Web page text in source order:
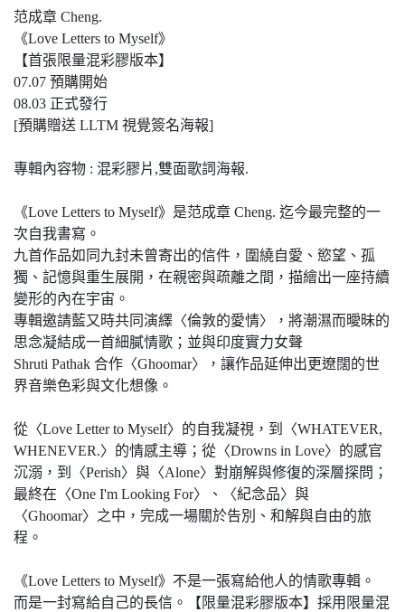
范成章 Cheng.
《Love Letters to Myself》
【首張限量混彩膠版本】
07.07 預購開始
08.03 正式發行
[預購贈送 LLTM 視覺簽名海報]
專輯內容物 : 混彩膠片,雙面歌詞海報.
《Love Letters to Myself》是范成章 Cheng. 迄今最完整的一
次自我書寫。
九首作品如同九封未曾寄出的信件，圍繞自愛、慾望、孤
獨、記憶與重生展開，在親密與疏離之間，描繪出一座持續
變形的內在宇宙。
專輯邀請藍又時共同演繹〈倫敦的愛情〉，將潮濕而曖昧的
思念凝結成一首細膩情歌；並與印度實力女聲
Shruti Pathak 合作〈Ghoomar〉，讓作品延伸出更遼闊的世
界音樂色彩與文化想像。
從〈Love Letter to Myself〉的自我凝視，到〈WHATEVER,
WHENEVER.〉的情感主導；從〈Drowns in Love〉的感官
沉溺，到〈Perish〉與〈Alone〉對崩解與修復的深層探問；
最終在〈One I'm Looking For〉、〈紀念品〉與
〈Ghoomar〉之中，完成一場關於告別、和解與自由的旅
程。
《Love Letters to Myself》不是一張寫給他人的情歌專輯。
而是一封寫給自己的長信。【限量混彩膠版本】採用限量混